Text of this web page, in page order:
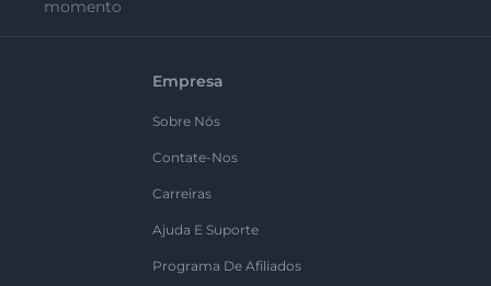
momento
Empresa
Sobre Nós
Contate-Nos
Carreiras
Ajuda E Suporte
Programa De Afiliados